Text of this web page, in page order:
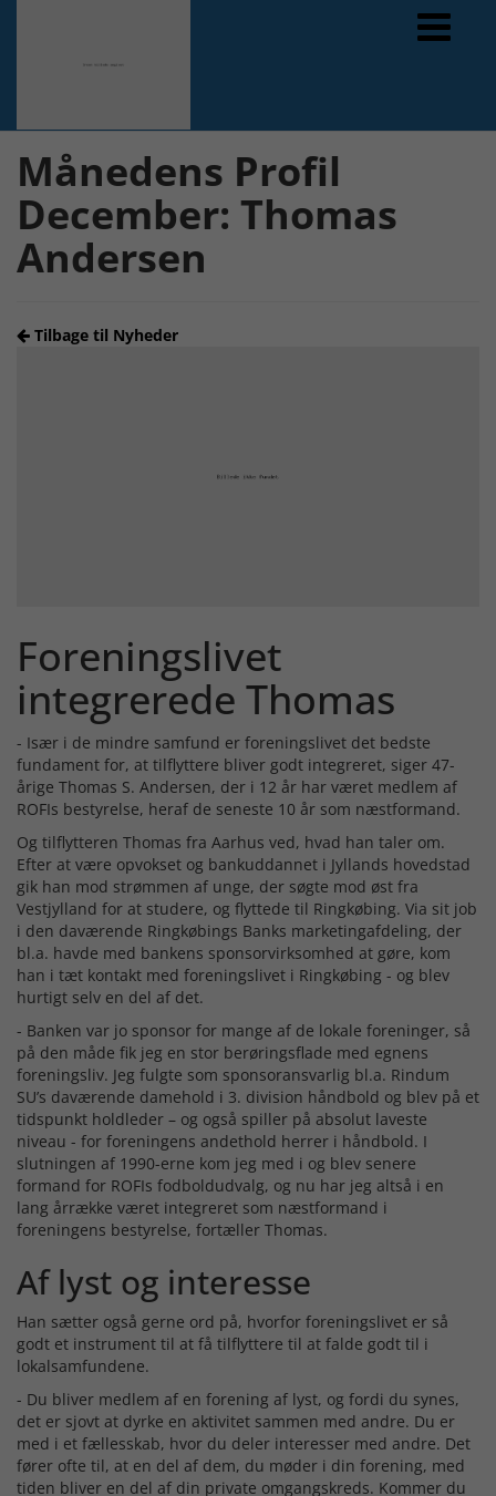
Månedens Profil
December: Thomas
Andersen
Tilbage til Nyheder
Foreningslivet
integrerede Thomas
- Især i de mindre samfund er foreningslivet det bedste
fundament for, at tilflyttere bliver godt integreret, siger 47-
årige Thomas S. Andersen, der i 12 år har været medlem af
ROFIs bestyrelse, heraf de seneste 10 år som næstformand.
Og tilflytteren Thomas fra Aarhus ved, hvad han taler om.
Efter at være opvokset og bankuddannet i Jyllands hovedstad
gik han mod strømmen af unge, der søgte mod øst fra
Vestjylland for at studere, og flyttede til Ringkøbing. Via sit job
i den daværende Ringkøbings Banks marketingafdeling, der
bl.a. havde med bankens sponsorvirksomhed at gøre, kom
han i tæt kontakt med foreningslivet i Ringkøbing - og blev
hurtigt selv en del af det.
- Banken var jo sponsor for mange af de lokale foreninger, så
på den måde fik jeg en stor berøringsflade med egnens
foreningsliv. Jeg fulgte som sponsoransvarlig bl.a. Rindum
SU’s daværende damehold i 3. division håndbold og blev på et
tidspunkt holdleder – og også spiller på absolut laveste
niveau - for foreningens andethold herrer i håndbold. I
slutningen af 1990-erne kom jeg med i og blev senere
formand for ROFIs fodboldudvalg, og nu har jeg altså i en
lang årrække været integreret som næstformand i
foreningens bestyrelse, fortæller Thomas.
Af lyst og interesse
Han sætter også gerne ord på, hvorfor foreningslivet er så
godt et instrument til at få tilflyttere til at falde godt til i
lokalsamfundene.
- Du bliver medlem af en forening af lyst, og fordi du synes,
det er sjovt at dyrke en aktivitet sammen med andre. Du er
med i et fællesskab, hvor du deler interesser med andre. Det
fører ofte til, at en del af dem, du møder i din forening, med
tiden bliver en del af din private omgangskreds. Kommer du